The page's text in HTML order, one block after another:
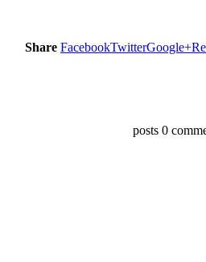
Share FacebookTwitterGoogle+
0